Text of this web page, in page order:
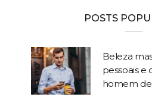
POSTS
Beleza
pessoais e
homem